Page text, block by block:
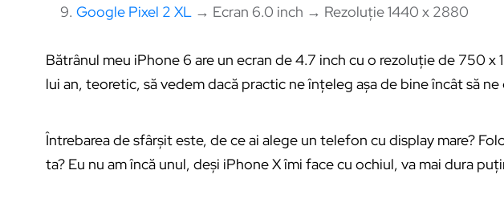
Google Pixel 2 XL → Ecran 6.0 inch → Rezoluție 1440 x 2880
Bătrânul meu iPhone 6 are un ecran de 4.7 inch cu o rezoluție de 750 x
lui an, teoretic, să vedem dacă practic ne înțeleg așa de bine încât să
Întrebarea de sfârșit este, de ce ai alege un telefon cu display mare?
ta? Eu nu am încă unul, deși iPhone X îmi face cu ochiul, va mai dura